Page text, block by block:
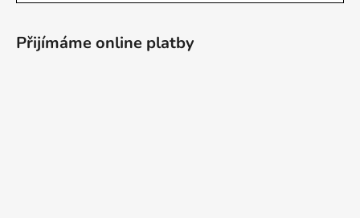
Přijímáme online platby